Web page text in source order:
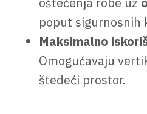
poput sigurnosnih
Maksimalno
Omogućavaju
štedeći prostor.